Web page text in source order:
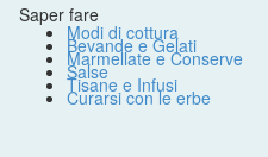
Saper fare
Modi di cottura
Bevande e Gelati
Marmellate e Conserve
Salse
Tisane e Infusi
Curarsi con le erbe